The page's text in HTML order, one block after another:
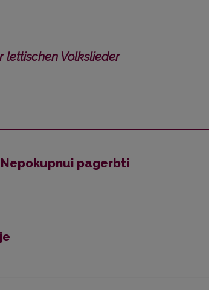
lettischen Volkslieder
pagerbti